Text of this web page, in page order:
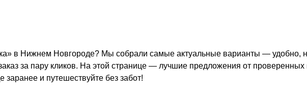
в Нижнем Новгороде? Мы собрали самые актуальные варианты — удобно,
за пару кликов. На этой странице — лучшие предложения от
и путешествуйте без забот!